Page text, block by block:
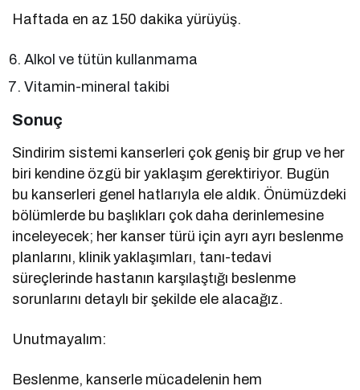
Haftada en az 150 dakika yürüyüş.
Alkol ve tütün kullanmama
Vitamin-mineral takibi
Sonuç
Sindirim sistemi kanserleri çok geniş bir grup ve her
biri kendine özgü bir yaklaşım gerektiriyor. Bugün
bu kanserleri genel hatlarıyla ele aldık. Önümüzdeki
bölümlerde bu başlıkları çok daha derinlemesine
inceleyecek; her kanser türü için ayrı ayrı beslenme
planlarını, klinik yaklaşımları, tanı-tedavi
süreçlerinde hastanın karşılaştığı beslenme
sorunlarını detaylı bir şekilde ele alacağız.
Unutmayalım:
Beslenme, kanserle mücadelenin hem